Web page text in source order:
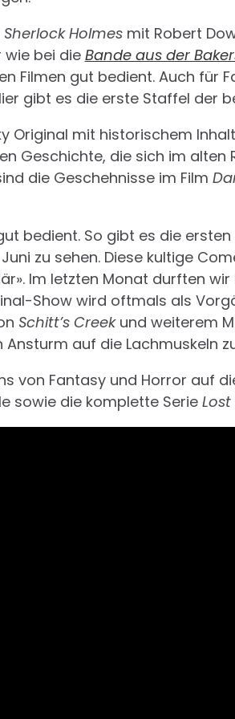
Sherlock Holmesmit Robert
wie bei die Bande aus der
Filmen gut bedient. Auch für
gibt es die erste Staffel der
Original mit historischem
Geschichte, die sich im alten
die Geschehnisse im Film
bedient. So gibt es die
zu sehen. Diese kultige
Im letzten Monat durften
Show wird oftmals als
Schitt’s Creekund weiterem
auf die Lachmuskeln
von Fantasy und Horror auf
sowie die komplette Serie Lost